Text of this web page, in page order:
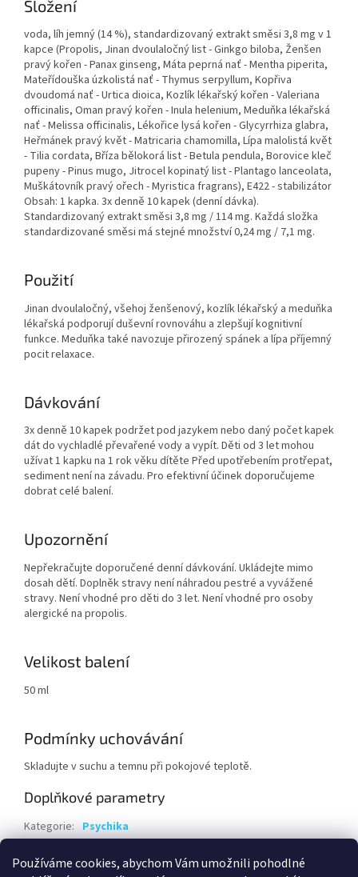
Používáme cookies, abychom Vám umožnili pohodlné
Složení
voda, líh jemný (14 %), standardizovaný extrakt směsi 3,8 mg v 1
kapce (Propolis, Jinan dvoulaločný list - Ginkgo biloba, Ženšen
pravý kořen - Panax ginseng, Máta peprná nať - Mentha piperita,
Mateřídouška úzkolistá nať - Thymus serpyllum, Kopřiva
dvoudomá nať - Urtica dioica, Kozlík lékařský kořen - Valeriana
officinalis, Oman pravý kořen - Inula helenium, Meduňka lékařská
nať - Melissa officinalis, Lékořice lysá kořen - Glycyrrhiza glabra,
Heřmánek pravý květ - Matricaria chamomilla, Lípa malolistá květ
- Tilia cordata, Bříza bělokorá list - Betula pendula, Borovice kleč
pupeny - Pinus mugo, Jitrocel kopinatý list - Plantago lanceolata,
Muškátovník pravý ořech - Myristica fragrans), E422 - stabilizátor
Obsah: 1 kapka. 3x denně 10 kapek (denní dávka).
Standardizovaný extrakt směsi 3,8 mg / 114 mg. Každá složka
standardizované směsi má stejné množství 0,24 mg / 7,1 mg.
Použití
Jinan dvoulaločný, všehoj ženšenový, kozlík lékařský a meduňka
lékařská podporují duševní rovnováhu a zlepšují kognitivní
funkce. Meduňka také navozuje přirozený spánek a lípa příjemný
pocit relaxace.
Dávkování
3x denně 10 kapek podržet pod jazykem nebo daný počet kapek
dát do vychladlé převařené vody a vypít. Děti od 3 let mohou
užívat 1 kapku na 1 rok věku dítěte Před upotřebením protřepat,
sediment není na závadu. Pro efektivní účinek doporučujeme
dobrat celé balení.
Upozornění
Nepřekračujte doporučené denní dávkování. Ukládejte mimo
dosah dětí. Doplněk stravy není náhradou pestré a vyvážené
stravy. Není vhodné pro děti do 3 let. Není vhodné pro osoby
alergické na propolis.
Velikost balení
50 ml
Podmínky uchovávání
Skladujte v suchu a temnu při pokojové teplotě.
Doplňkové parametry
Kategorie: Psychika
EAN: 8595219000016